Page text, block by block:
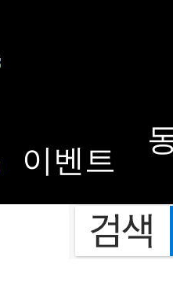
이벤트